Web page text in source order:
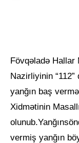
Fövqəladə Hallar Nazirliyindən YeniNewsTv24.Az saytına verilən məlumata görə Fövqəladə Hallar
Nazirliyinin
yanğın baş
Xidmətinin
vermiş yanğın